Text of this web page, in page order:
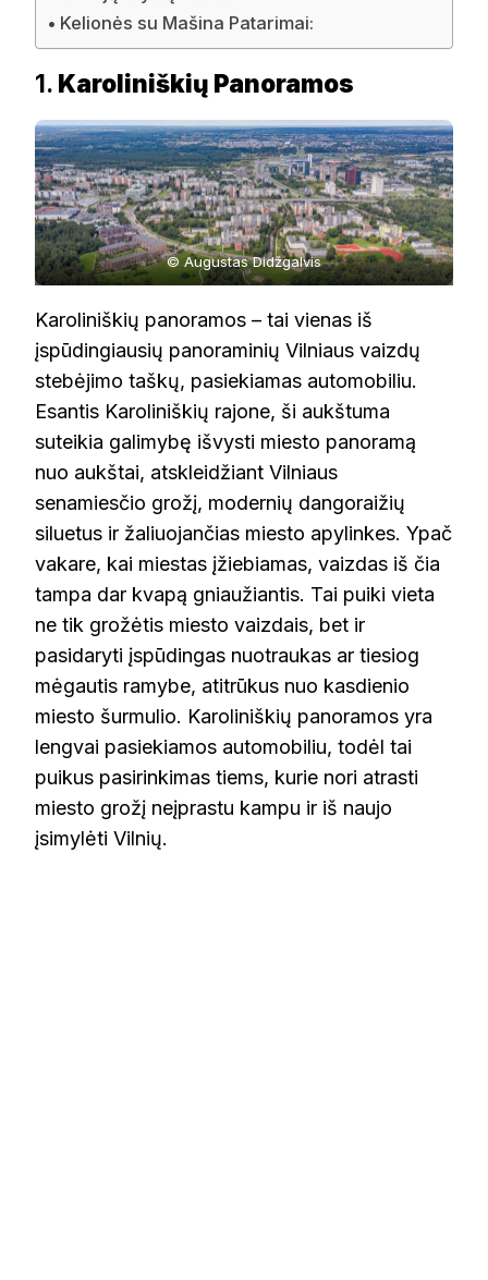
Kelionės su Mašina Patarimai:
1. Karoliniškių Panoramos
© Augustas Didžgalvis
Karoliniškių panoramos – tai vienas iš
įspūdingiausių panoraminių Vilniaus vaizdų
stebėjimo taškų, pasiekiamas automobiliu.
Esantis Karoliniškių rajone, ši aukštuma
suteikia galimybę išvysti miesto panoramą
nuo aukštai, atskleidžiant Vilniaus
senamiesčio grožį, modernių dangoraižių
siluetus ir žaliuojančias miesto apylinkes. Ypač
vakare, kai miestas įžiebiamas, vaizdas iš čia
tampa dar kvapą gniaužiantis. Tai puiki vieta
ne tik grožėtis miesto vaizdais, bet ir
pasidaryti įspūdingas nuotraukas ar tiesiog
mėgautis ramybe, atitrūkus nuo kasdienio
miesto šurmulio. Karoliniškių panoramos yra
lengvai pasiekiamos automobiliu, todėl tai
puikus pasirinkimas tiems, kurie nori atrasti
miesto grožį neįprastu kampu ir iš naujo
įsimylėti Vilnių.